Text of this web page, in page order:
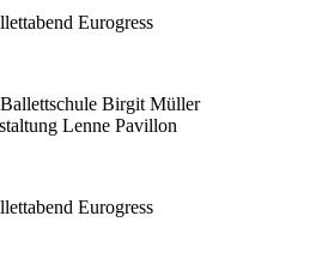
Eurogress
Ballettschule Birgit Müller
Lenne Pavillon
Eurogress